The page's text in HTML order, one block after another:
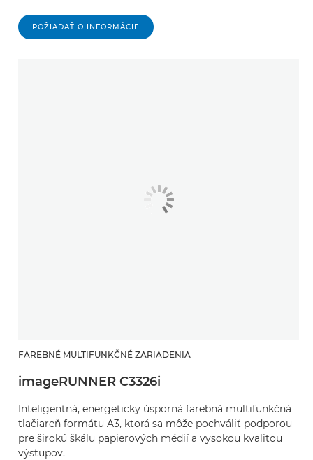
POŽIADAŤ O INFORMÁCIE
FAREBNÉ MULTIFUNKČNÉ ZARIADENIA
imageRUNNER C3326i
Inteligentná, energeticky úsporná farebná multifunkčná
tlačiareň formátu A3, ktorá sa môže pochváliť podporou
pre širokú škálu papierových médií a vysokou kvalitou
výstupov.